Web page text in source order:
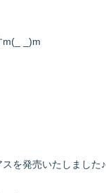
_)m
を発売いたしました♪